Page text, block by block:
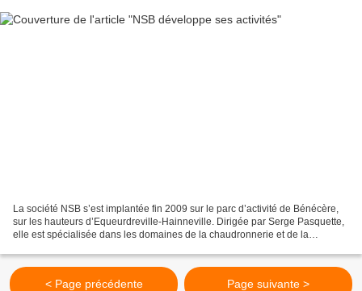
La société NSB s’est implantée fin 2009 sur le parc d’activité de Bénécère,
sur les hauteurs d’Equeurdreville-Hainneville. Dirigée par Serge Pasquette,
elle est spécialisée dans les domaines de la chaudronnerie et de la
< Page précédente Page suivante >